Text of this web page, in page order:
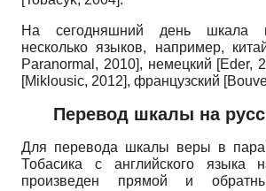
На сегодняшний день шкала
несколько языков, например,
Paranormal, 2010], немецкий [Eder,
[Miklousic, 2012], французский [
Перевод шкалы на
Для перевода шкалы веры в
Тобасика с английского языка
произведен прямой и